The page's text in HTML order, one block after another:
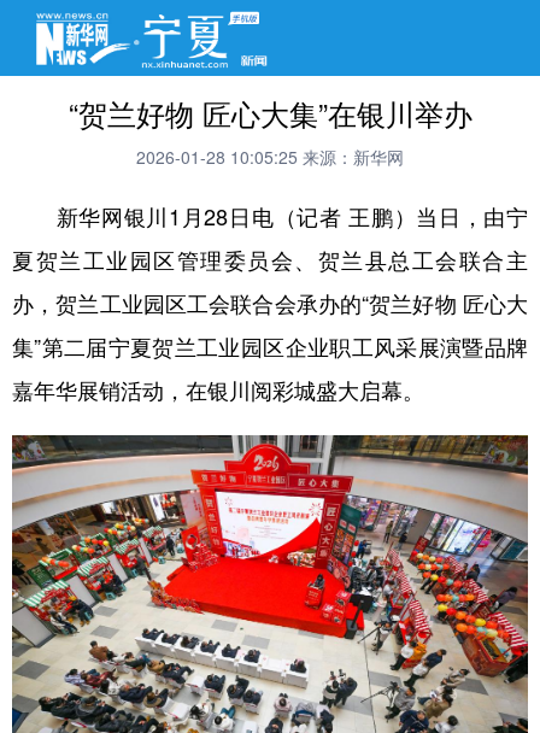
“贺兰好物 匠心大集”在银川举办
2026-01-28 10:05:25 来源：新华网
新华网银川1月28日电（记者 王鹏）当日，由宁
夏贺兰工业园区管理委员会、贺兰县总工会联合主
办，贺兰工业园区工会联合会承办的“贺兰好物 匠心大
集”第二届宁夏贺兰工业园区企业职工风采展演暨品牌
嘉年华展销活动，在银川阅彩城盛大启幕。